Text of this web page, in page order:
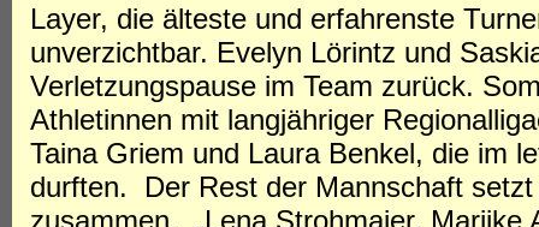
Layer, die älteste und erfahrenste
unverzichtbar. Evelyn Lörintz und
Verletzungspause im Team zurück.
Athletinnen mit langjähriger
Taina Griem und Laura Benkel, die im
durften. Der Rest der Mannschaft
zusammen. „Lena Strohmaier, Marijke